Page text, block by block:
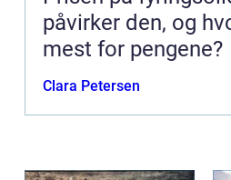
påvirker den, og
mest for pengene?
Clara Petersen